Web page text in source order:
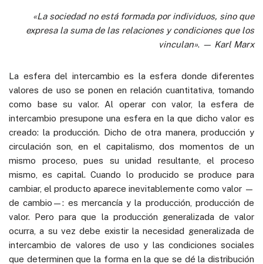
«La sociedad no está formada por individuos, sino que
expresa la suma de las relaciones y condiciones que los
vinculan». — Karl Marx
La esfera del intercambio es la esfera donde diferentes
valores de uso se ponen en relación cuantitativa, tomando
como base su valor. Al operar con valor, la esfera de
intercambio presupone una esfera en la que dicho valor es
creado: la producción. Dicho de otra manera, producción y
circulación son, en el capitalismo, dos momentos de un
mismo proceso, pues su unidad resultante, el proceso
mismo, es capital. Cuando lo producido se produce para
cambiar, el producto aparece inevitablemente como valor —
de cambio—: es mercancía y la producción, producción de
valor. Pero para que la producción generalizada de valor
ocurra, a su vez debe existir la necesidad generalizada de
intercambio de valores de uso y las condiciones sociales
que determinen que la forma en la que se dé la distribución